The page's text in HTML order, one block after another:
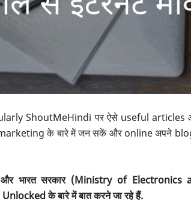
ShoutMeHindi पर ऐसे useful articles
के बारे में जन सकें और online अपने blog
भारत सरकार (Ministry of
के बारे में बात करने जा रहे हैं.